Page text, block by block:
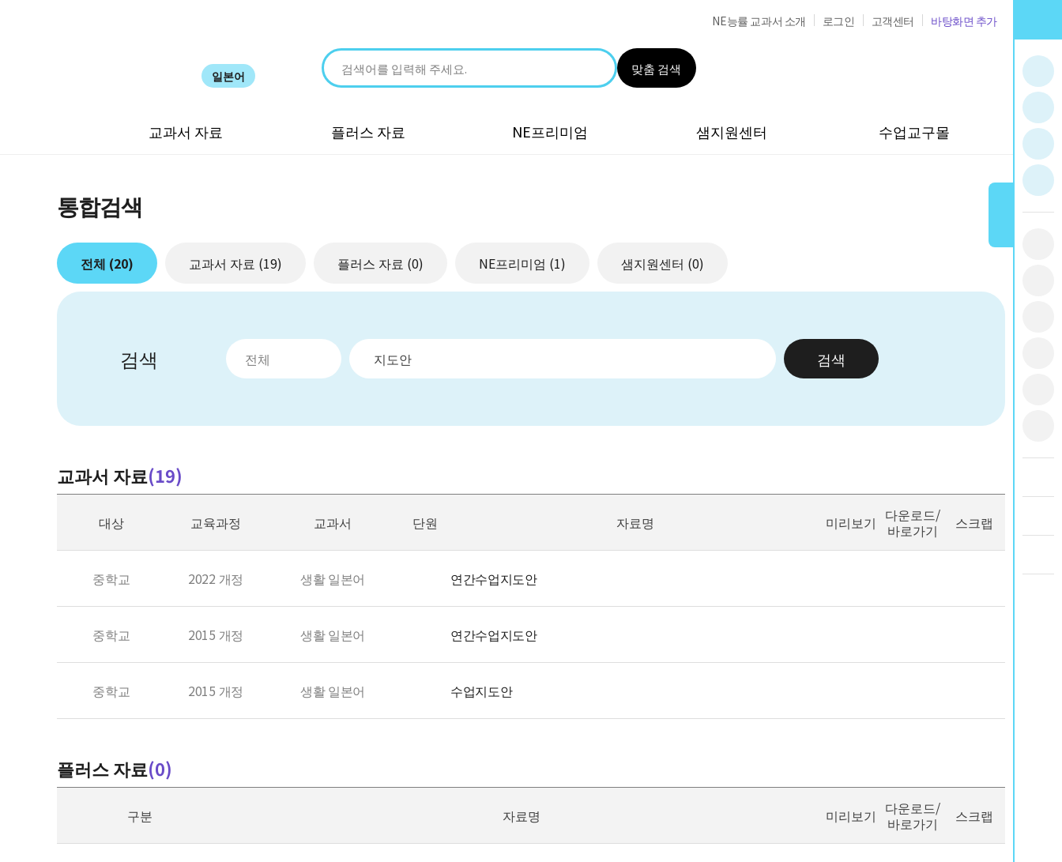
NE능률 교과서 소개 로그인 고객센터 바탕화면 추가
일본어 맞춤 검색
교과서 자료 플러스 자료 NE프리미엄 샘지원센터 수업교구몰
통합검색
전체 (20) 교과서 자료 (19) 플러스 자료 (0) NE프리미엄 (1) 샘지원센터 (0)
검색 전체 검색
교과서 자료(19)
보
대상 교육과정 교과서 단원 자료명 미리보기 다운로드/
바로가기
스크랩
중학교 2022 개정 생활 일본어 연간수업지도안
중학교 2015 개정 생활 일본어 연간수업지도안
중학교 2015 개정 생활 일본어 수업지도안
플러스 자료(0)
보
구분 자료명 미리보기 다운로드/
바로가기
스크랩